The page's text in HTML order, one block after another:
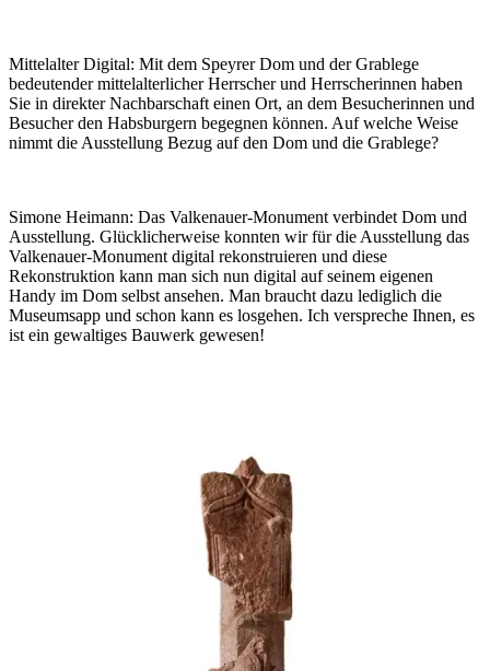
Mittelalter Digital: Mit dem Speyrer Dom und der Grablege
bedeutender mittelalterlicher Herrscher und Herrscherinnen haben
Sie in direkter Nachbarschaft einen Ort, an dem Besucherinnen und
Besucher den Habsburgern begegnen können. Auf welche Weise
nimmt die Ausstellung Bezug auf den Dom und die Grablege?
Simone Heimann: Das Valkenauer-Monument verbindet Dom und
Ausstellung. Glücklicherweise konnten wir für die Ausstellung das
Valkenauer-Monument digital rekonstruieren und diese
Rekonstruktion kann man sich nun digital auf seinem eigenen
Handy im Dom selbst ansehen. Man braucht dazu lediglich die
Museumsapp und schon kann es losgehen. Ich verspreche Ihnen, es
ist ein gewaltiges Bauwerk gewesen!